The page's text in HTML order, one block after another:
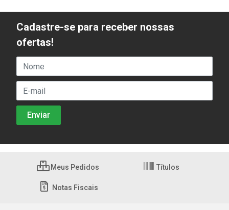
Cadastre-se para receber nossas
ofertas!
Meus Pedidos Títulos
Notas Fiscais